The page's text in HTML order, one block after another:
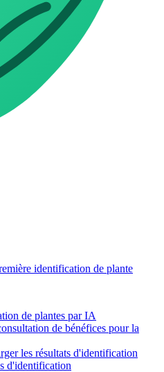
identification de plante
de plantes par IA
de bénéfices pour la
les résultats d'identification
d'identification